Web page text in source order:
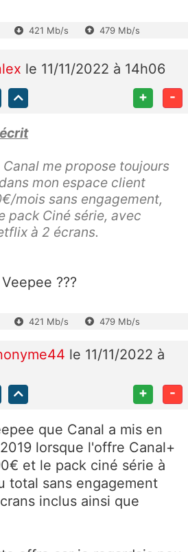
421 Mb/s 479 Mb/s
le 11/11/2022 à 14h06
+ -
me propose toujours
mon espace client
mois sans engagement,
pack Ciné série, avec
à 2 écrans.
???
421 Mb/s 479 Mb/s
le 11/11/2022 à
+ -
que Canal a mis en
lorsque l'offre Canal+
et le pack ciné série à
total sans engagement
inclus ainsi que